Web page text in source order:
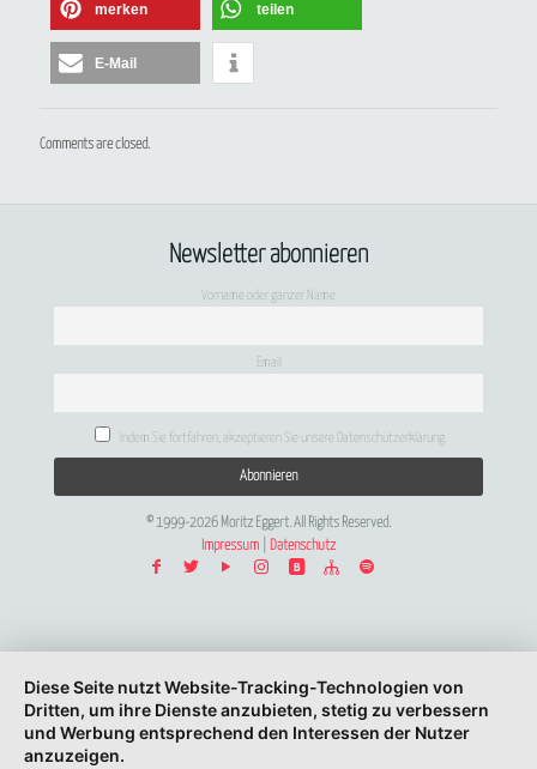
merken teilen
E-Mail
Comments are closed.
Newsletter abonnieren
Vorname oder ganzer Name
Email
Indem Sie fortfahren, akzeptieren Sie unsere Datenschutzerklärung.
© 1999-2026 Moritz Eggert. All Rights Reserved.
Impressum
Datenschutz
Diese Seite nutzt Website-Tracking-Technologien von
Dritten, um ihre Dienste anzubieten, stetig zu verbessern
und Werbung entsprechend den Interessen der Nutzer
anzuzeigen.